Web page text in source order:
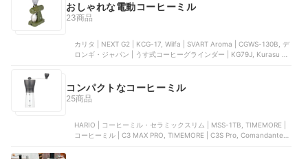
おしゃれな電動コーヒーミル
23商品
カリタ | NEXT G2 | KCG-17, Wilfa | SVART Aroma | CGWS-130B, デ
ロンギ・ジャパン | うす式コーヒーグラインダー | KG79J, Kurasu |
コンパクトなコーヒーミル
25商品
HARIO | コーヒーミル・セラミックスリム | MSS-1TB, TIMEMORE |
コーヒーミル | ‎C3 MAX PRO, TIMEMORE | C3S Pro, Comandante |